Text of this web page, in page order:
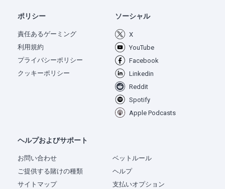
ポリシー
責任あるゲーミング
利用規約
プライバシーポリシー
クッキーポリシー
ソーシャル
X
YouTube
Facebook
Linkedin
Reddit
Spotify
Apple Podcasts
ヘルプおよびサポート
お問い合わせ
ベットルール
ご提供する賭けの種類
ヘルプ
サイトマップ
支払いオプション